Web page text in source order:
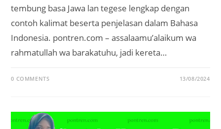
tembung basa Jawa lan tegese lengkap dengan
contoh kalimat beserta penjelasan dalam Bahasa
Indonesia. pontren.com – assalaamu’alaikum wa
rahmatullah wa barakatuhu, jadi kereta…
0 COMMENTS 13/08/2024